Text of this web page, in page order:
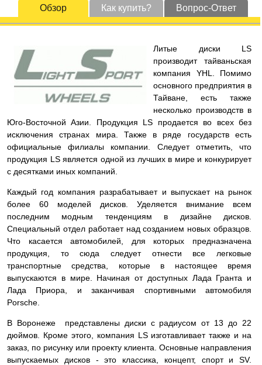
Обзор Как купить? Вопрос-Ответ
Литые диски LS
производит тайваньская
компания YHL. Помимо
основного предприятия в
Тайване, есть также
несколько производств в
Юго-Восточной Азии. Продукция LS продается во всех без
исключения странах мира. Также в ряде государств есть
официальные филиалы компании. Следует отметить, что
продукция LS является одной из лучших в мире и конкурирует
с десятками иных компаний.
Каждый год компания разрабатывает и выпускает на рынок
более 60 моделей дисков. Уделяется внимание всем
последним модным тенденциям в дизайне дисков.
Специальный отдел работает над созданием новых образцов.
Что касается автомобилей, для которых предназначена
продукция, то сюда следует отнести все легковые
транспортные средства, которые в настоящее время
выпускаются в мире. Начиная от доступных Лада Гранта и
Лада Приора, и заканчивая спортивными автомобиля
Porsche.
В Воронеже представлены диски с радиусом от 13 до 22
дюймов. Кроме этого, компания LS изготавливает также и на
заказ, по рисунку или проекту клиента. Основные направления
выпускаемых дисков - это классика, концепт, спорт и SV.